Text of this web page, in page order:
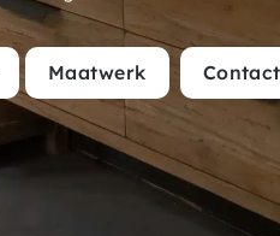
Maatwerk Contact